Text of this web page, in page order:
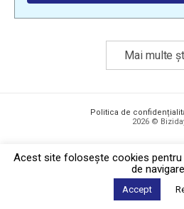
Mai multe
Politica de
2026 ©
Acest site foloseşte cookies pentru
de
Accept